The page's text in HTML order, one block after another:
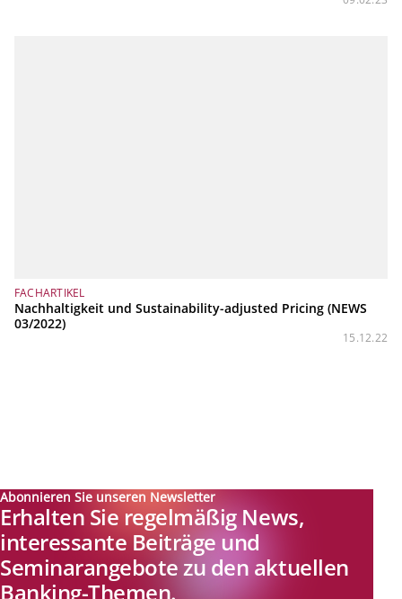
FACHARTIKEL
Nachhaltigkeit und Sustainability-adjusted Pricing (NEWS
03/2022)
15.12.22
Abonnieren Sie unseren Newsletter
Erhalten Sie regelmäßig News,
interessante Beiträge und
Seminarangebote zu den aktuellen
Banking-Themen.